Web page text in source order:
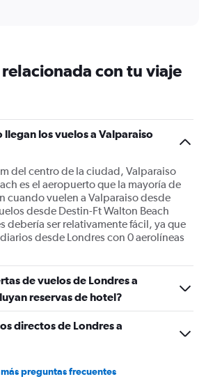
con tu viaje
los vuelos a Valparaiso
del centro de la ciudad, Valparaiso
es el aeropuerto que la mayoría de
cuando vuelen a Valparaiso desde
desde Destin-Ft Walton Beach
debería ser relativamente fácil, ya que
desde Londres con 0 aerolíneas
de vuelos de Londres a
reservas de hotel?
directos de Londres a
más preguntas frecuentes